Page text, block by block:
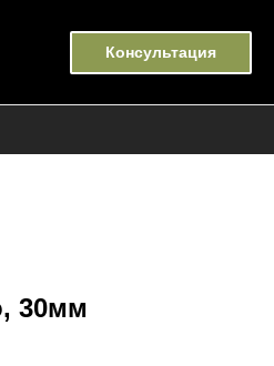
Консультация
30мм